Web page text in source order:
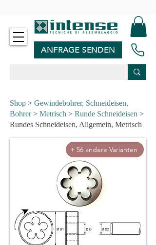
ANFRAGE SENDEN
Shop > Gewindebohrer, Schneideisen,
Bohrer> Metrisch > Runde Schneideisen >
Rundes Schneideisen, Allgemein, Metrisch
+ 56 andere Varianten